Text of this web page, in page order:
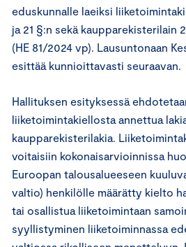
eduskunnalle laeiksi
ja 21 §:n sekä kaupparekisterilain
(HE 81/2024 vp). Lausuntonaan
esittää kunnioittavasti seuraavan.
Hallituksen esityksessä
liiketoimintakiellosta annettua
kaupparekisterilakia.
voitaisiin kokonaisarvioinnissa
Euroopan talousalueeseen
valtio) henkilölle määrätty kielto
tai osallistua liiketoimintaan
syyllistyminen liiketoiminnassa